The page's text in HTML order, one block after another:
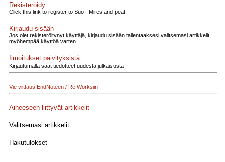
Rekisteröidy
Click this link to register to Suo - Mires and peat.
Kirjaudu sisään
Jos olet rekisteröitynyt käyttäjä, kirjaudu sisään tallentaaksesi valitsemasi artikkelit
myöhempää käyttöä varten.
Ilmoitukset päivityksistä
Kirjautumalla saat tiedotteet uudesta julkaisusta
Vie viittaus EndNoteen / RefWorksiin
Aiheeseen liittyvät artikkelit
Valitsemasi artikkelit
Hakutulokset